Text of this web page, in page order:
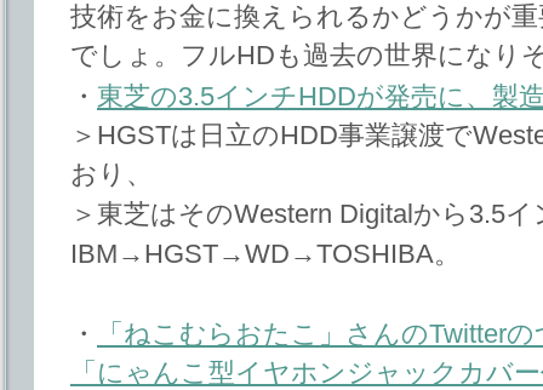
技術をお金に換えられるかどうかが
でしょ。フルHDも過去の世界になり
・ 東芝の3.5インチHDDが発売に、製
＞HGSTは日立のHDD事業譲渡で
おり、
＞東芝はそのWestern Digitalから3.5
IBM→HGST→WD→TOSHIBA。
・
「ねこむらおたこ」さんのTwitter
「にゃんこ型イヤホンジャックカバ